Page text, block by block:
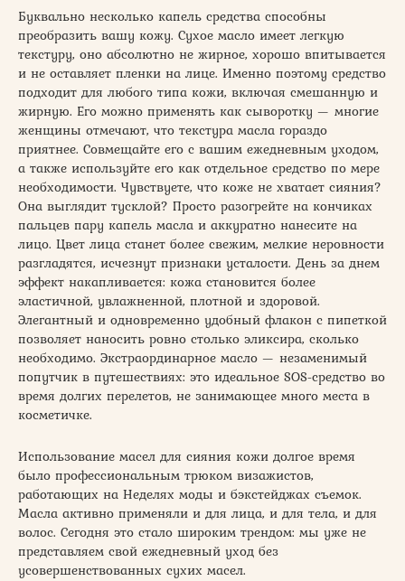
Буквально несколько капель средства способны
преобразить вашу кожу. Сухое масло имеет легкую
текстуру, оно абсолютно не жирное, хорошо впитывается
и не оставляет пленки на лице. Именно поэтому средство
подходит для любого типа кожи, включая смешанную и
жирную. Его можно применять как сыворотку — многие
женщины отмечают, что текстура масла гораздо
приятнее. Совмещайте его с вашим ежедневным уходом,
а также используйте его как отдельное средство по мере
необходимости. Чувствуете, что коже не хватает сияния?
Она выглядит тусклой? Просто разогрейте на кончиках
пальцев пару капель масла и аккуратно нанесите на
лицо. Цвет лица станет более свежим, мелкие неровности
разгладятся, исчезнут признаки усталости. День за днем
эффект накапливается: кожа становится более
эластичной, увлажненной, плотной и здоровой.
Элегантный и одновременно удобный флакон с пипеткой
позволяет наносить ровно столько эликсира, сколько
необходимо. Экстраординарное масло — незаменимый
попутчик в путешествиях: это идеальное SOS-средство во
время долгих перелетов, не занимающее много места в
косметичке.
Использование масел для сияния кожи долгое время
было профессиональным трюком визажистов,
работающих на Неделях моды и бэкстейджах съемок.
Масла активно применяли и для лица, и для тела, и для
волос. Сегодня это стало широким трендом: мы уже не
представляем свой ежедневный уход без
усовершенствованных сухих масел.